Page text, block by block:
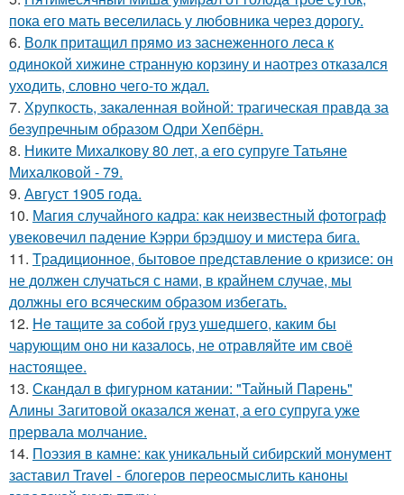
пока его мать веселилась у любовника через дорогу.
6. Волк притащил прямо из заснеженного леса к
одинокой хижине странную корзину и наотрез отказался
уходить, словно чего-то ждал.
7. Хрупкость, закаленная войной: трагическая правда за
безупречным образом Одри Хепбёрн.
8. Никите Михалкову 80 лет, а его супруге Татьяне
Михалковой - 79.
9. Август 1905 года.
10. Магия случайного кадра: как неизвестный фотограф
увековечил падение Кэрри брэдшоу и мистера бига.
11. Tpадиционное, бытовое представление о кризисе: он
не должен случаться с нами, в крайнем случае, мы
должны его всяческим образом избегать.
12. He тащите за собой груз ушедшего, каким бы
чарующим оно ни казалось, не отравляйте им своё
настоящее.
13. Скандал в фигурном катании: "Тайный Парень"
Алины Загитовой оказался женат, а его супруга уже
прервала молчание.
14. Поэзия в камне: как уникальный сибирский монумент
заставил Travel - блогеров переосмыслить каноны